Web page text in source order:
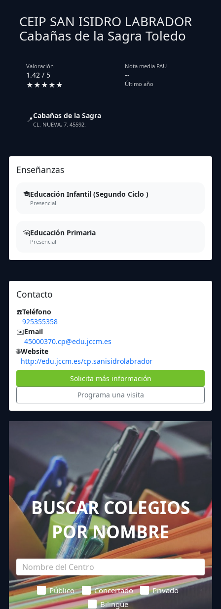
CEIP SAN ISIDRO LABRADOR
Cabañas de la Sagra Toledo
Valoración
1.42 / 5
★★★★★
Nota media PAU
--
Último año
📍Cabañas de la Sagra
CL. NUEVA, 7. 45592.
Enseñanzas
Educación Infantil (Segundo Ciclo )
Presencial
Educación Primaria
Presencial
Contacto
☎️Teléfono
925355358
✉️Email
45000370.cp@edu.jccm.es
🌐Website
http://edu.jccm.es/cp.sanisidrolabrador
Solicita más información
Programa una visita
BUSCAR COLEGIOS
POR NOMBRE
Público Concertado
Privado
Bilingüe